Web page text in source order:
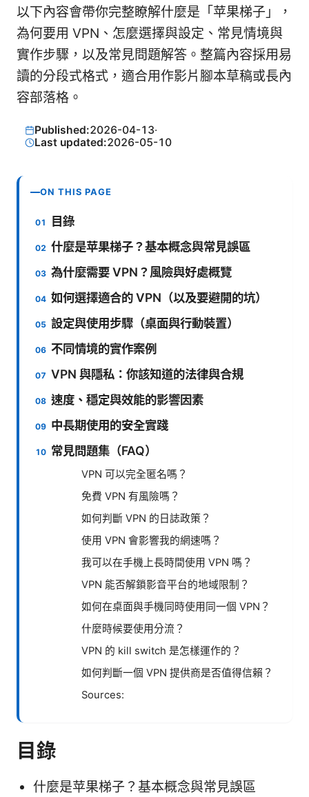
以下內容會帶你完整瞭解什麼是「苹果梯子」，
為何要用 VPN、怎麼選擇與設定、常見情境與
實作步驟，以及常見問題解答。整篇內容採用易
讀的分段式格式，適合用作影片腳本草稿或長內
容部落格。
Published:2026-04-13·
Last updated:2026-05-10
ON THIS PAGE
目錄
什麼是苹果梯子？基本概念與常見誤區
為什麼需要 VPN？風險與好處概覽
如何選擇適合的 VPN（以及要避開的坑）
設定與使用步驟（桌面與行動裝置）
不同情境的實作案例
VPN 與隱私：你該知道的法律與合規
速度、穩定與效能的影響因素
中長期使用的安全實踐
常見問題集（FAQ）
VPN 可以完全匿名嗎？
免費 VPN 有風險嗎？
如何判斷 VPN 的日誌政策？
使用 VPN 會影響我的網速嗎？
我可以在手機上長時間使用 VPN 嗎？
VPN 能否解鎖影音平台的地域限制？
如何在桌面與手機同時使用同一個 VPN？
什麼時候要使用分流？
VPN 的 kill switch 是怎樣運作的？
如何判斷一個 VPN 提供商是否值得信賴？
Sources:
目錄
什麼是苹果梯子？基本概念與常見誤區